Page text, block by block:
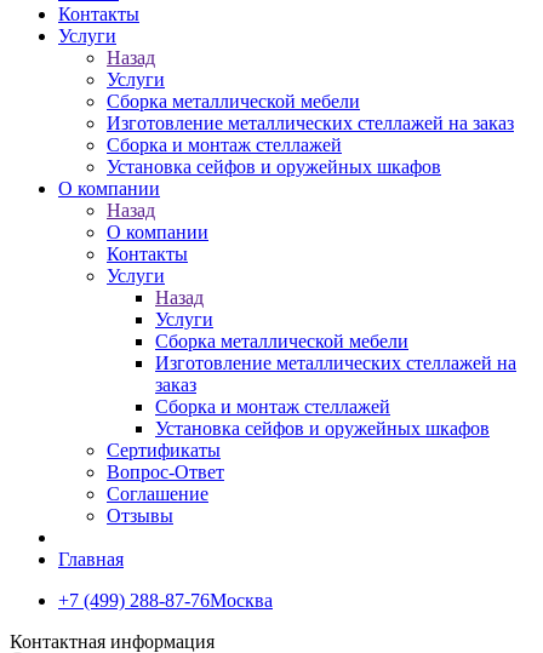
Контакты
Услуги
Назад
Услуги
Сборка металлической мебели
Изготовление металлических стеллажей на заказ
Сборка и монтаж стеллажей
Установка сейфов и оружейных шкафов
О компании
Назад
О компании
Контакты
Услуги
Назад
Услуги
Сборка металлической мебели
Изготовление металлических стеллажей на
заказ
Сборка и монтаж стеллажей
Установка сейфов и оружейных шкафов
Сертификаты
Вопрос-Ответ
Соглашение
Отзывы
Главная
+7 (499) 288-87-76Москва
Контактная информация